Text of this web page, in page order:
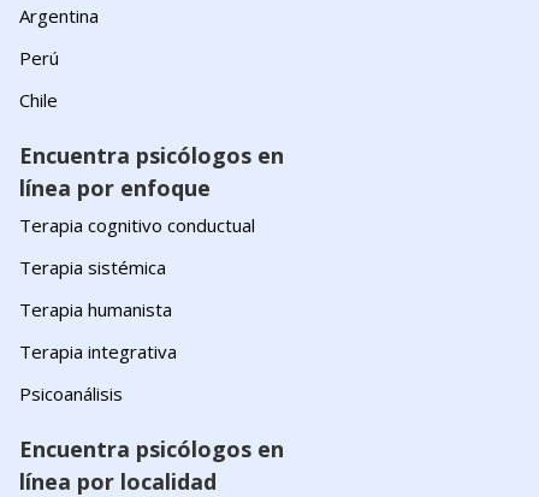
Argentina
Perú
Chile
Encuentra psicólogos en
línea por enfoque
Terapia cognitivo conductual
Terapia sistémica
Terapia humanista
Terapia integrativa
Psicoanálisis
Encuentra psicólogos en
línea por localidad